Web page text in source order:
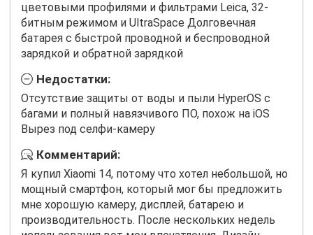
цветовыми профилями и фильтрами Leica, 32-
битным режимом и UltraSpace Долговечная
батарея с быстрой проводной и беспроводной
зарядкой и обратной зарядкой
Недостатки:
Отсутствие защиты от воды и пыли HyperOS с
багами и полный навязчивого ПО, похож на iOS
Вырез под селфи-камеру
Комментарий:
Я купил Xiaomi 14, потому что хотел небольшой, но
мощный смартфон, который мог бы предложить
мне хорошую камеру, дисплей, батарею и
производительность. После нескольких недель